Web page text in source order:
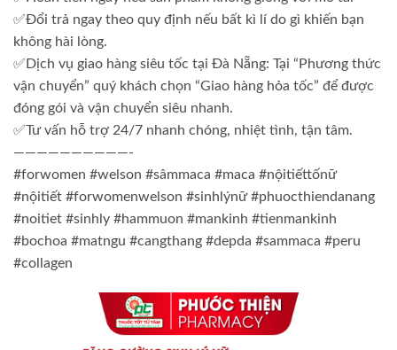
✅Đổi trả ngay theo quy định nếu bất kì lí do gì khiến bạn
không hài lòng.
✅Dịch vụ giao hàng siêu tốc tại Đà Nẵng: Tại “Phương thức
vận chuyển” quý khách chọn “Giao hàng hỏa tốc” để được
đóng gói và vận chuyển siêu nhanh.
✅Tư vấn hỗ trợ 24/7 nhanh chóng, nhiệt tình, tận tâm.
——————————-
#forwomen #welson #sâmmaca #maca #nộitiếttốnữ
#nộitiết #forwomenwelson #sinhlýnữ #phuocthiendanang
#noitiet #sinhly #hammuon #mankinh #tienmankinh
#bochoa #matngu #cangthang #depda #sammaca #peru
#collagen